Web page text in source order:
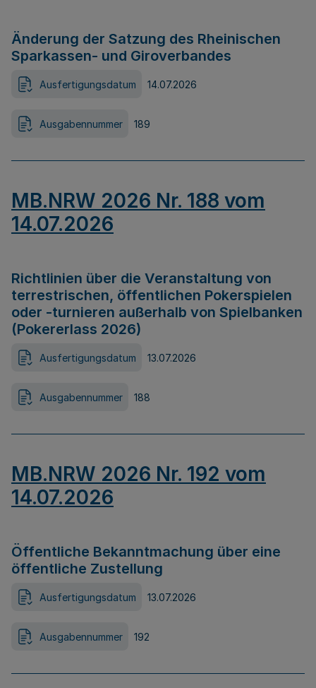
Änderung der Satzung des Rheinischen
Sparkassen- und Giroverbandes
Ausfertigungsdatum 14.07.2026
Ausgabennummer 189
MB.NRW 2026 Nr. 188 vom
14.07.2026
Richtlinien über die Veranstaltung von
terrestrischen, öffentlichen Pokerspielen
oder -turnieren außerhalb von Spielbanken
(Pokererlass 2026)
Ausfertigungsdatum 13.07.2026
Ausgabennummer 188
MB.NRW 2026 Nr. 192 vom
14.07.2026
Öffentliche Bekanntmachung über eine
öffentliche Zustellung
Ausfertigungsdatum 13.07.2026
Ausgabennummer 192